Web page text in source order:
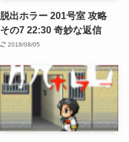
脱出ホラー 201号室 攻略
その7 22:30 奇妙な返信
2018/08/05